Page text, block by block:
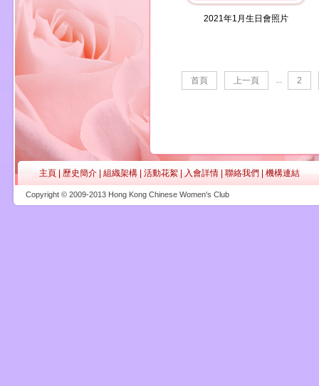
主頁 歷史簡介 組織架構 活動花絮 入會詳情 聯絡我們 機構連結
Copyright © 2009-2013 Hong Kong Chinese Women's Club
2021年1月生日會照片
首頁 上一頁 ... 2